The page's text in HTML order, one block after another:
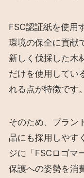
FSC認証紙を使用
環境の保全に貢献
新しく伐採した木
だけを使用してい
れる点が特徴です。
そのため、ブラン
品にも採用しやす
ジに「FSCロゴマ
保護への姿勢を消